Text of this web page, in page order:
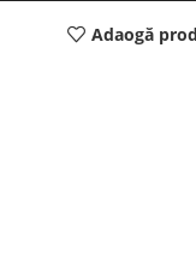
Adaogă